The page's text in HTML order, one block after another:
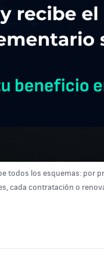
todos los esquemas: por
cada contratación o